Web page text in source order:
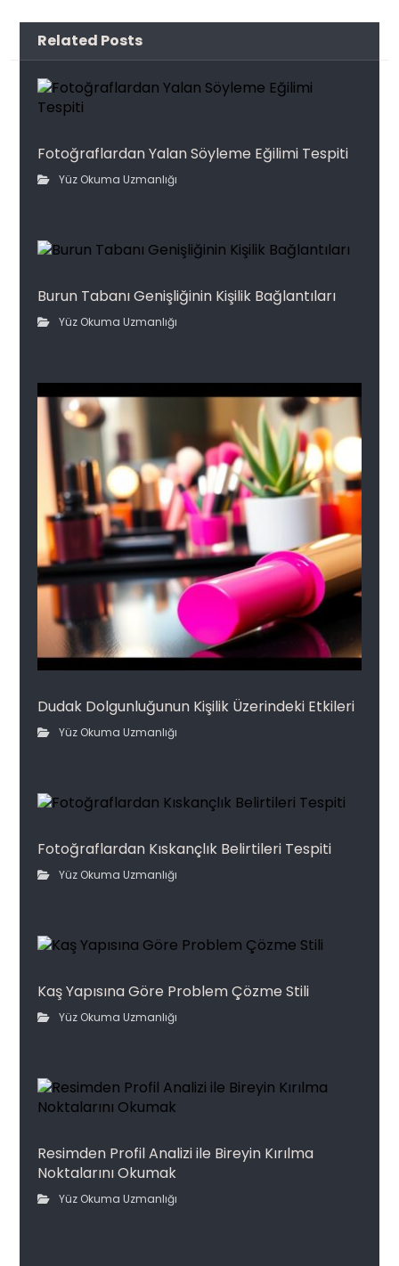
Related Posts
Fotoğraflardan Yalan Söyleme Eğilimi Tespiti
Yüz Okuma Uzmanlığı
Burun Tabanı Genişliğinin Kişilik Bağlantıları
Yüz Okuma Uzmanlığı
Dudak Dolgunluğunun Kişilik Üzerindeki Etkileri
Yüz Okuma Uzmanlığı
Fotoğraflardan Kıskançlık Belirtileri Tespiti
Yüz Okuma Uzmanlığı
Kaş Yapısına Göre Problem Çözme Stili
Yüz Okuma Uzmanlığı
Resimden Profil Analizi ile Bireyin Kırılma
Noktalarını Okumak
Yüz Okuma Uzmanlığı